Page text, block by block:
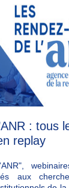
: tous
replay
aux